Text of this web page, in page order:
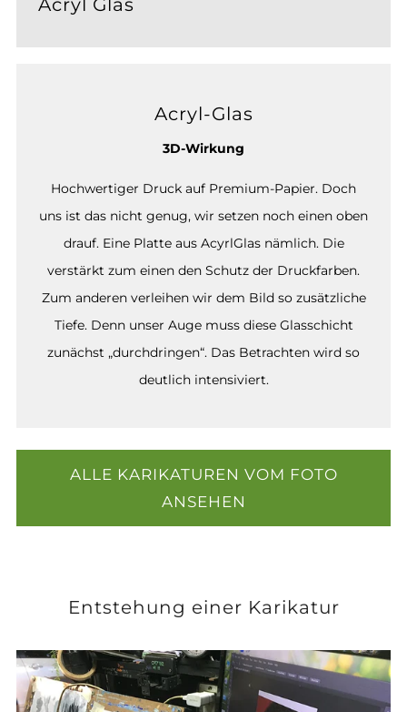
Acryl-Glas
3D-Wirkung
Hochwertiger Druck auf Premium-Papier. Doch
uns ist das nicht genug, wir setzen noch einen oben
drauf. Eine Platte aus AcyrlGlas nämlich. Die
verstärkt zum einen den Schutz der Druckfarben.
Zum anderen verleihen wir dem Bild so zusätzliche
Tiefe. Denn unser Auge muss diese Glasschicht
zunächst „durchdringen“. Das Betrachten wird so
deutlich intensiviert.
ALLE KARIKATUREN VOM FOTO
ANSEHEN
Entstehung einer Karikatur